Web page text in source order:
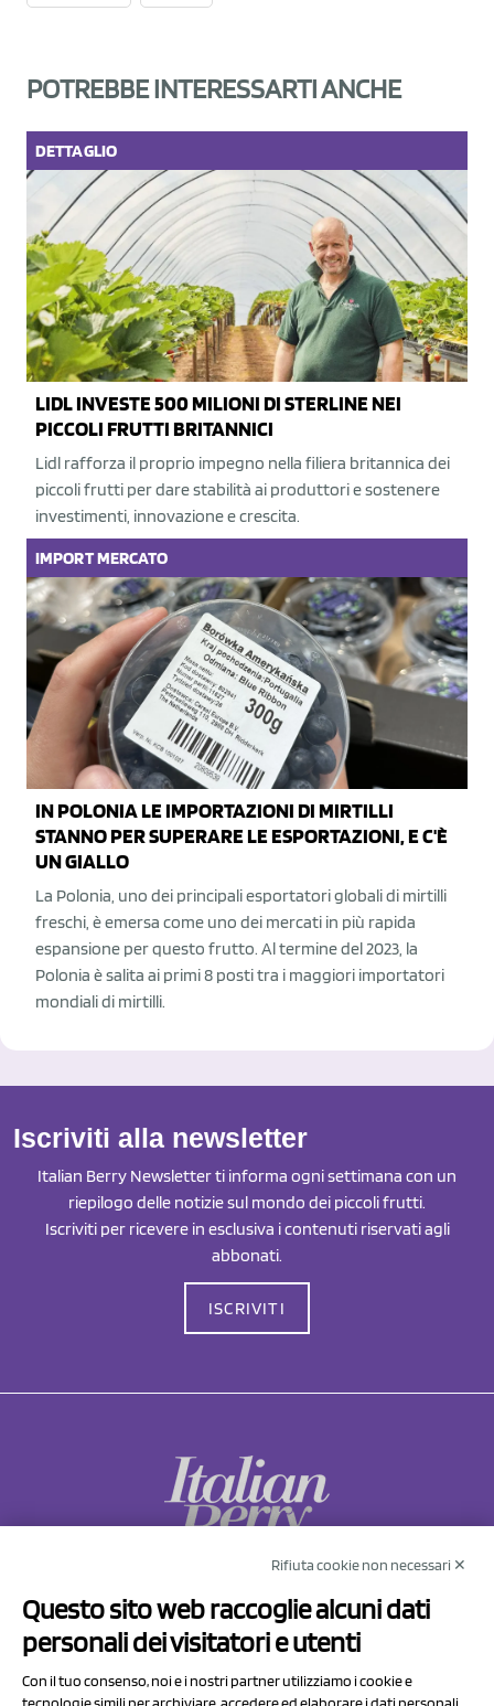
POTREBBE INTERESSARTI ANCHE
DETTAGLIO
LIDL INVESTE 500 MILIONI DI STERLINE NEI
PICCOLI FRUTTI BRITANNICI
Lidl rafforza il proprio impegno nella filiera britannica dei
piccoli frutti per dare stabilità ai produttori e sostenere
investimenti, innovazione e crescita.
IMPORTMERCATO
IN POLONIA LE IMPORTAZIONI DI MIRTILLI
STANNO PER SUPERARE LE ESPORTAZIONI, E C'È
UN GIALLO
La Polonia, uno dei principali esportatori globali di mirtilli
freschi, è emersa come uno dei mercati in più rapida
espansione per questo frutto. Al termine del 2023, la
Polonia è salita ai primi 8 posti tra i maggiori importatori
mondiali di mirtilli.
Iscriviti alla newsletter
Italian Berry Newsletter ti informa ogni settimana con un
riepilogo delle notizie sul mondo dei piccoli frutti.
Iscriviti per ricevere in esclusiva i contenuti riservati agli
abbonati.
ISCRIVITI
Via Prov.le Sassuolo Vignola 315/1
41057 Spilamberto (MO)
Rifiuta cookie non necessari ✕
Questo sito web raccoglie alcuni dati
personali dei visitatori e utenti
Con il tuo consenso, noi e i nostri partner utilizziamo i cookie e